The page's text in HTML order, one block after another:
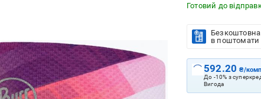
Готовий до
в поштомати
592.20₴/
До -10% з
Вигода